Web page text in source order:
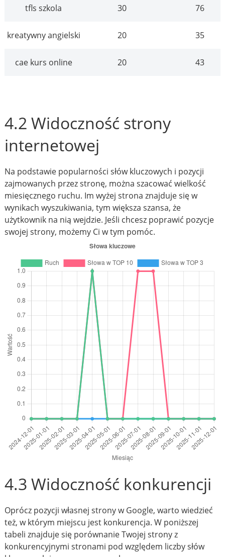
tfls szkola 30 76
kreatywny angielski 20 35
cae kurs online 20 43
4.2 Widoczność strony
internetowej
Na podstawie popularności słów kluczowych i pozycji
zajmowanych przez stronę, można szacować wielkość
miesięcznego ruchu. Im wyżej strona znajduje się w
wynikach wyszukiwania, tym większa szansa, że
użytkownik na nią wejdzie. Jeśli chcesz poprawić pozycje
swojej strony, możemy Ci w tym pomóc.
4.3 Widoczność konkurencji
Oprócz pozycji własnej strony w Google, warto wiedzieć
też, w którym miejscu jest konkurencja. W poniższej
tabeli znajduje się porównanie Twojej strony z
konkurencyjnymi stronami pod względem liczby słów